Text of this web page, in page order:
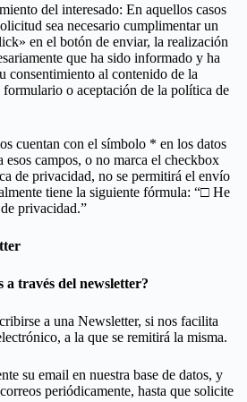
del interesado: En aquellos casos
sea necesario cumplimentar un
en el botón de enviar, la realización
que ha sido informado y ha
consentimiento al contenido de la
formulario o aceptación de la política de
cuentan con el símbolo * en los datos
campos, o no marca el checkbox
de privacidad, no se permitirá el envío
tiene la siguiente fórmula: “□ He
privacidad.”
a través del newsletter?
a una Newsletter, si nos facilita
a la que se remitirá la misma.
su email en nuestra base de datos, y
periódicamente, hasta que solicite